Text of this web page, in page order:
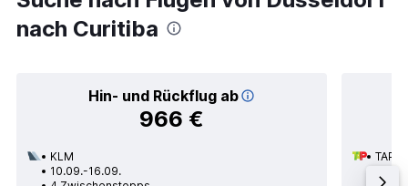
nach Curitiba
Hin- und Rückflug ab
966 €
KLM
10.09.-16.09.
TAP